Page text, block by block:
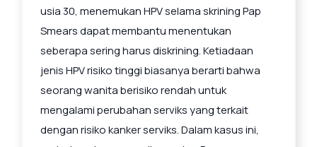
usia 30, menemukan HPV selama skrining Pap
Smears dapat membantu menentukan
seberapa sering harus diskrining. Ketiadaan
jenis HPV risiko tinggi biasanya berarti bahwa
seorang wanita berisiko rendah untuk
mengalami perubahan serviks yang terkait
dengan risiko kanker serviks. Dalam kasus ini,